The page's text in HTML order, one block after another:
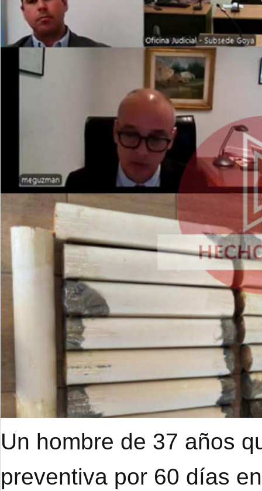
Un hombre de 37 años
preventiva por 60 días